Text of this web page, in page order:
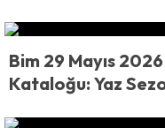
Bim 29 Mayıs
Kataloğu: Yaz